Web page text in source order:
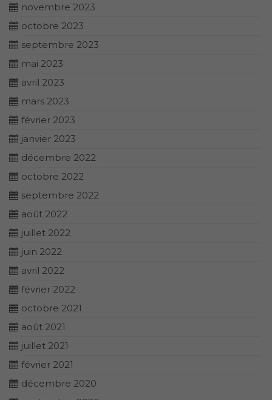
novembre 2023
octobre 2023
septembre 2023
mai 2023
avril 2023
mars 2023
février 2023
janvier 2023
décembre 2022
octobre 2022
septembre 2022
août 2022
juillet 2022
juin 2022
avril 2022
février 2022
octobre 2021
août 2021
juillet 2021
février 2021
décembre 2020